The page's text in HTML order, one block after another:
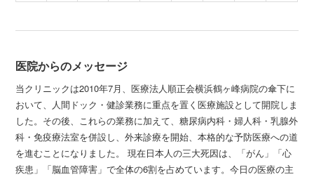
医院からのメッセージ
当クリニックは2010年7月、医療法人順正会横浜鶴ヶ峰病院の傘下に
おいて、人間ドック・健診業務に重点を置く医療施設として開院しま
した。その後、これらの業務に加えて、糖尿病内科・婦人科・乳腺外
科・免疫療法室を併設し、外来診療を開始、本格的な予防医療への道
を進むことになりました。 現在日本人の三大死因は、「がん」「心
疾患」「脳血管障害」で全体の6割を占めています。今日の医療の主